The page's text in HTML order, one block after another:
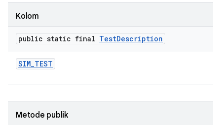
Kolom
public static final TestDescription
SIM_TEST
Metode publik